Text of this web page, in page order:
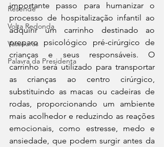
Resende
Volta Redonda
Vassouras
Palavra da Presidenta
importante passo para humanizar o
processo de hospitalização infantil ao
adquirir um carrinho destinado ao
preparo psicológico pré-cirúrgico de
crianças e seus responsáveis. O
carrinho será utilizado para transportar
as crianças ao centro cirúrgico,
substituindo as macas ou cadeiras de
rodas, proporcionando um ambiente
mais acolhedor e reduzindo as reações
emocionais, como estresse, medo e
ansiedade, que podem surgir antes da